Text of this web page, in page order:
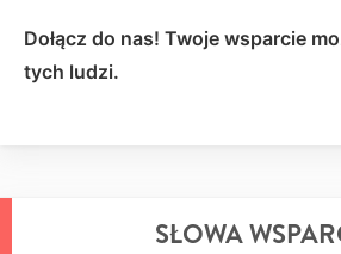
Dołącz do nas! Twoje wsparcie
tych ludzi.
SŁOWA